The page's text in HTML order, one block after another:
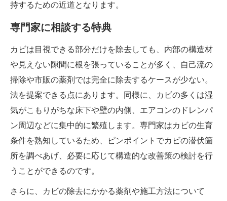
持するための近道となります。
専門家に相談する特典
カビは目視できる部分だけを除去しても、内部の構造材
や見えない隙間に根を張っていることが多く、自己流の
掃除や市販の薬剤では完全に除去するケースが少ない。
法を提案できる点にあります。同様に、カビの多くは湿
気がこもりがちな床下や壁の内側、エアコンのドレンパ
ン周辺などに集中的に繁殖します。専門家はカビの生育
条件を熟知しているため、ピンポイントでカビの潜伏箇
所を調べあげ、必要に応じて構造的な改善策の検討を行
うことができるのです。
さらに、カビの除去にかかる薬剤や施工方法について